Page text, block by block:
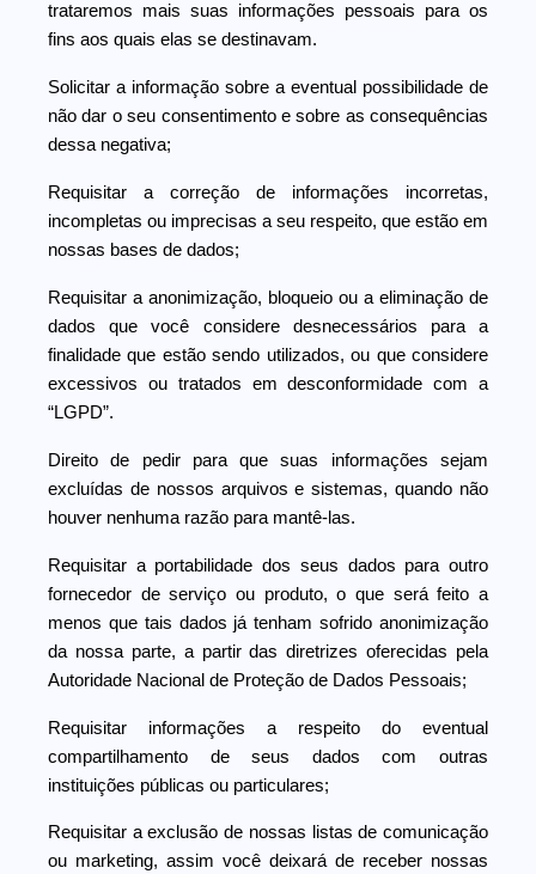
trataremos mais suas informações pessoais para os
fins aos quais elas se destinavam.
Solicitar a informação sobre a eventual possibilidade de
não dar o seu consentimento e sobre as consequências
dessa negativa;
Requisitar a correção de informações incorretas,
incompletas ou imprecisas a seu respeito, que estão em
nossas bases de dados;
Requisitar a anonimização, bloqueio ou a eliminação de
dados que você considere desnecessários para a
finalidade que estão sendo utilizados, ou que considere
excessivos ou tratados em desconformidade com a
“LGPD”.
Direito de pedir para que suas informações sejam
excluídas de nossos arquivos e sistemas, quando não
houver nenhuma razão para mantê-las.
Requisitar a portabilidade dos seus dados para outro
fornecedor de serviço ou produto, o que será feito a
menos que tais dados já tenham sofrido anonimização
da nossa parte, a partir das diretrizes oferecidas pela
Autoridade Nacional de Proteção de Dados Pessoais;
Requisitar informações a respeito do eventual
compartilhamento de seus dados com outras
instituições públicas ou particulares;
Requisitar a exclusão de nossas listas de comunicação
ou marketing, assim você deixará de receber nossas